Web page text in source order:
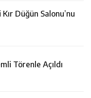
Düğün Salonu’nu
Törenle Açıldı